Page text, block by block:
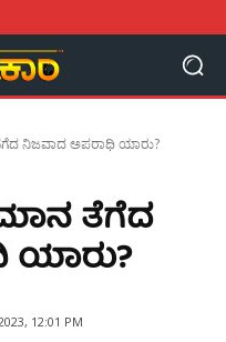
ನಿಜವಾದ ಅಪರಾಧಿ ಯಾರು?
ತೆಗೆದ
ಯಾರು?
12:01 PM